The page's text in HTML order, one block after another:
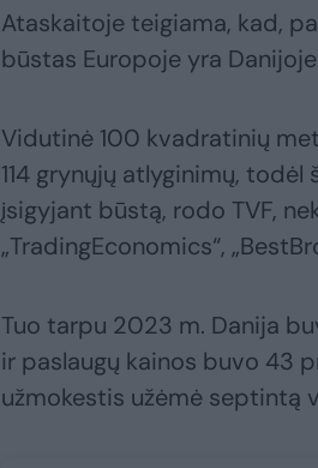
Ataskaitoje teigiama, kad,
būstas Europoje yra
Vidutinė 100 kvadratinių
114 grynųjų atlyginimų,
įsigyjant būstą, rodo TVF,
„TradingEconomics“,
Tuo tarpu 2023 m. Danija
ir paslaugų kainos buvo 43
užmokestis užėmė septintą